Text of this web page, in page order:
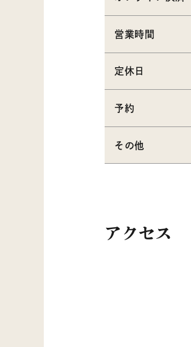
営業時間
定休日
予約
その他
アクセス